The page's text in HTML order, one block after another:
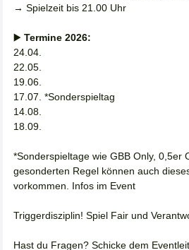
→ Spielzeit bis 21.00 Uhr
▶️ Termine 2026:
24.04.
22.05.
19.06.
17.07. *Sonderspieltag
14.08.
18.09.
*Sonderspieltage wie GBB Only, 0,5er
gesonderten Regel können auch
vorkommen. Infos im Event
Triggerdisziplin! Spiel Fair und
Hast du Fragen? Schicke dem